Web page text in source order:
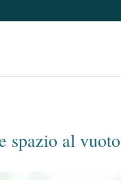
spazio al vuoto